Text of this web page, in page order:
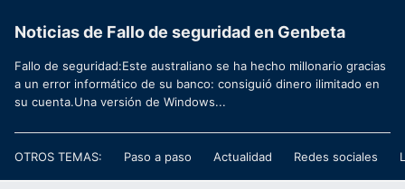
Noticias de Fallo de seguridad en Genbeta
Fallo de seguridad:Este australiano se ha hecho millonario gracias
a un error informático de su banco: consiguió dinero ilimitado en
su cuenta.Una versión de Windows...
OTROS TEMAS: Paso a paso Actualidad Redes sociales